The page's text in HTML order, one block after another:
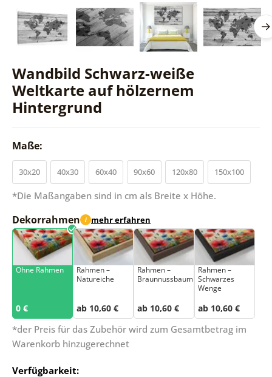
Wandbild Schwarz-weiße
Weltkarte auf hölzernem
Hintergrund
Maße:
30x20 40x30 60x40 90x60 120x80 150x100
*Die Maßangaben sind in cm als Breite x Höhe.
Dekorrahmen i mehr erfahren
Ohne Rahmen
0 €
Rahmen –
Natureiche
ab 10,60 €
Rahmen –
Braunnussbaum
ab 10,60 €
Rahmen –
Schwarzes
Wenge
ab 10,60 €
*der Preis für das Zubehör wird zum Gesamtbetrag im
Warenkorb hinzugerechnet
Verfügbarkeit: